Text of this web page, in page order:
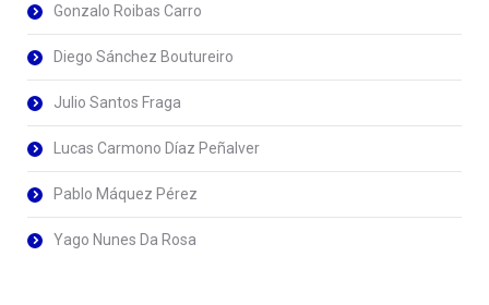
Gonzalo Roibas Carro
Diego Sánchez Boutureiro
Julio Santos Fraga
Lucas Carmono Díaz Peñalver
Pablo Máquez Pérez
Yago Nunes Da Rosa